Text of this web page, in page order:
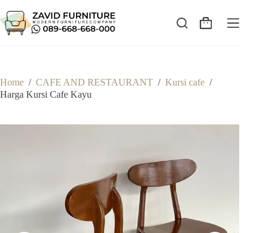
to
content
Shopping
Home / CAFE AND RESTAURANT / Kursi cafe /
Harga Kursi Cafe Kayu